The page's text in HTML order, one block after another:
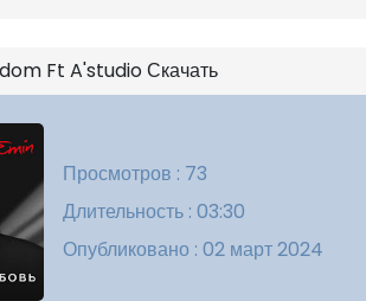
Ft A'studio Скачать
Просмотров : 73
Длительность : 03:30
Опубликовано : 02 март 2024